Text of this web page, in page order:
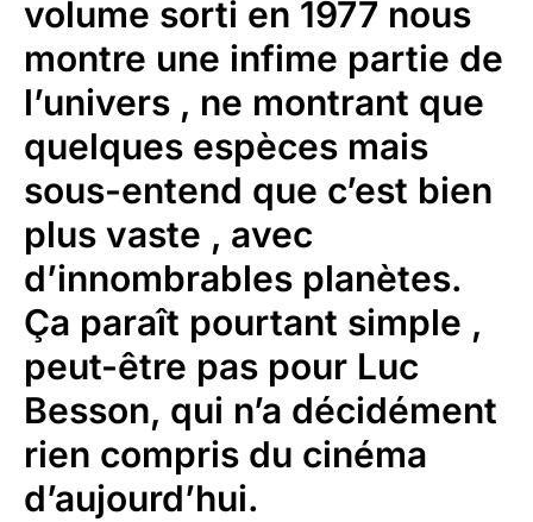
volume sorti en 1977 nous
montre une infime partie de
l’univers , ne montrant que
quelques espèces mais
sous-entend que c’est bien
plus vaste , avec
d’innombrables planètes.
Ça paraît pourtant simple ,
peut-être pas pour Luc
Besson, qui n’a décidément
rien compris du cinéma
d’aujourd’hui.